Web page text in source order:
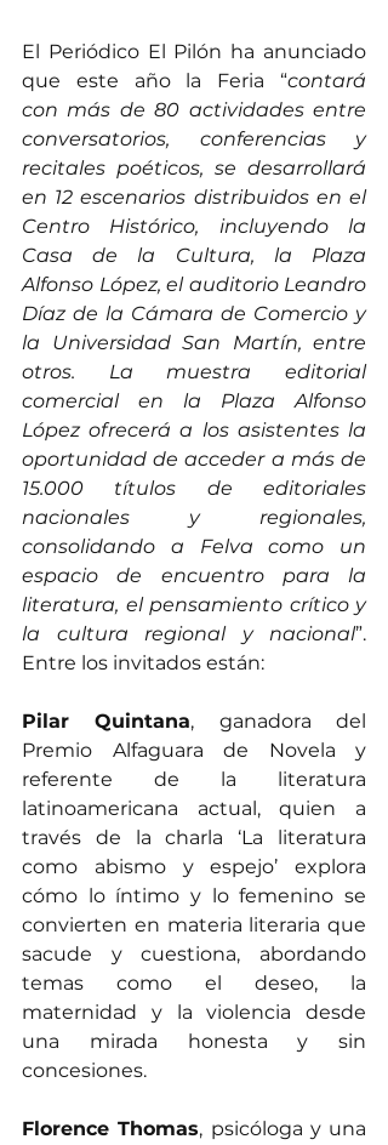
El Periódico El Pilón ha anunciado
que este año la Feria “contará
con más de 80 actividades entre
conversatorios, conferencias y
recitales poéticos, se desarrollará
en 12 escenarios distribuidos en el
Centro Histórico, incluyendo la
Casa de la Cultura, la Plaza
Alfonso López, el auditorio Leandro
Díaz de la Cámara de Comercio y
la Universidad San Martín, entre
otros. La muestra editorial
comercial en la Plaza Alfonso
López ofrecerá a los asistentes la
oportunidad de acceder a más de
15.000 títulos de editoriales
nacionales y regionales,
consolidando a Felva como un
espacio de encuentro para la
literatura, el pensamiento crítico y
la cultura regional y nacional”.
Entre los invitados están:
Pilar Quintana, ganadora del
Premio Alfaguara de Novela y
referente de la literatura
latinoamericana actual, quien a
través de la charla ‘La literatura
como abismo y espejo’ explora
cómo lo íntimo y lo femenino se
convierten en materia literaria que
sacude y cuestiona, abordando
temas como el deseo, la
maternidad y la violencia desde
una mirada honesta y sin
concesiones.
Florence Thomas, psicóloga y una